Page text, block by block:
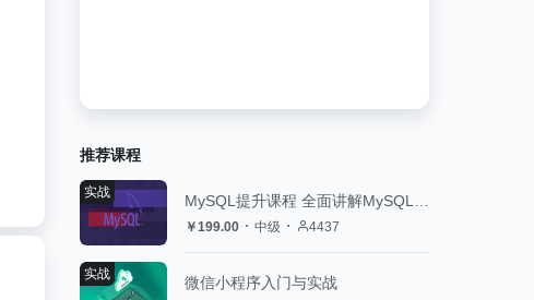
推荐课程
实战
￥199.00 中级 4437
实战 微信小程序入门与实战